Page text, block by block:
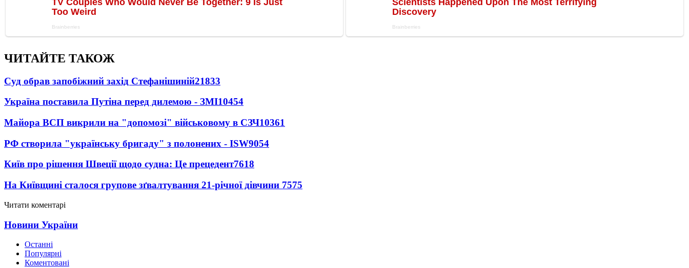
ЧИТАЙТЕ ТАКОЖ
Суд обрав запобіжний захід Стефанішиній21833
Україна поставила Путіна перед дилемою - ЗМІ10454
Майора ВСП викрили на "допомозі" військовому в СЗЧ10361
РФ створила "українську бригаду" з полонених - ISW9054
Київ про рішення Швеції щодо судна: Це прецедент7618
На Київщині сталося групове зґвалтування 21-річної дівчини 7575
Читати коментарі
Новини України
Останні
Популярні
Коментовані